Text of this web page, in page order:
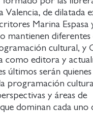
Valencia, de dilatada
Marina
mantienen diferentes
cultural, y
como editora y
últimos serán quienes
programación
y áreas de
dominan cada uno